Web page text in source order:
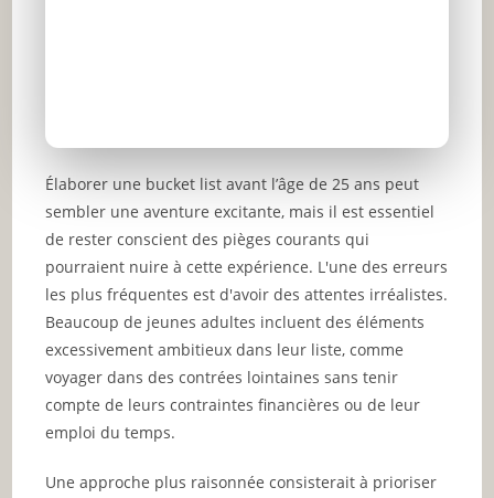
Élaborer une bucket list avant l’âge de 25 ans peut
sembler une aventure excitante, mais il est essentiel
de rester conscient des pièges courants qui
pourraient nuire à cette expérience. L'une des erreurs
les plus fréquentes est d'avoir des attentes irréalistes.
Beaucoup de jeunes adultes incluent des éléments
excessivement ambitieux dans leur liste, comme
voyager dans des contrées lointaines sans tenir
compte de leurs contraintes financières ou de leur
emploi du temps.
Une approche plus raisonnée consisterait à prioriser